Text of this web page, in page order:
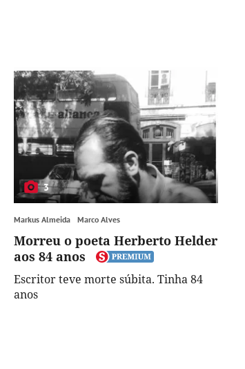
3
Markus Almeida Marco Alves
Morreu o poeta Herberto Helder
aos 84 anos
Escritor teve morte súbita. Tinha 84
anos